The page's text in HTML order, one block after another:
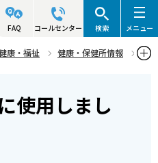
FAQ コールセンター 検索 メニュー
康・福祉
健康・保健所情報
使用しまし